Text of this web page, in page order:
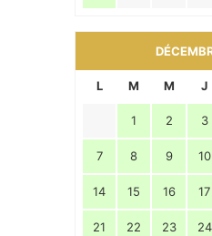
L M M J
1 2 3
7 8 9 10
14 15 16 17
21 22 23 24